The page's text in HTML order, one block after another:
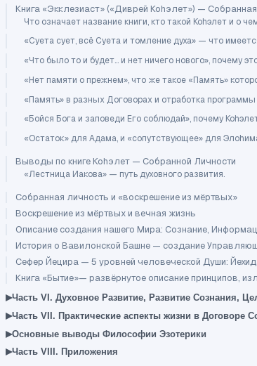
Книга «Экклезиаст» («Диврей Коhэлет») —
Что означает название книги, кто такой Коhэлет и о
«Суета сует, всё Суета и томление духа» — что
«Что было то и будет… и нет ничего нового», почему
«Нет памяти о прежнем», что же такое «Память»
«Память» в разных Договорах и отработка
«Бойся Бога и заповеди Его соблюдай», почему
«Остаток» для Адама, и «сопутствующее» для
Выводы по книге Коhэлет — Собранной Личности
«Лестница Иакова» — путь духовного развития.
Собранная личность и «воскрешение из мёртвых»
Воскрешение из мёртвых и вечная жизнь
Описание создания нашего Мира: Сознание,
История о Вавилонской Башне — создание
Сефер Йецира — 5 уровней человеческой Души:
Книга «Бытие»— развёрнутое описание принципов,
▸Часть VI. Духовное Развитие, Развитие Сознания,
▸Часть VII. Практические аспекты жизни в Договоре
▸Основные выводы Философии Эзотерики
▸Часть VIII. Приложения